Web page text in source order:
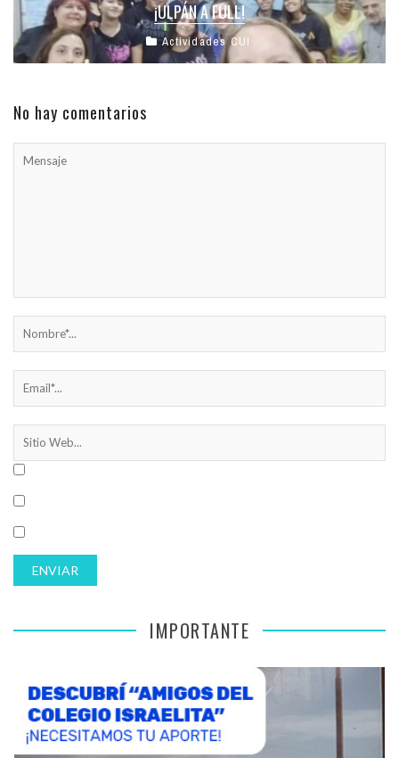
¡ULPÁN A FULL!
Actividades CUI
No hay comentarios
IMPORTANTE